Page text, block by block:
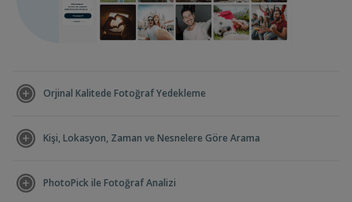
Orjinal Kalitede Fotoğraf Yedekleme
Kişi, Lokasyon, Zaman ve Nesnelere Göre Arama
PhotoPick ile Fotoğraf Analizi